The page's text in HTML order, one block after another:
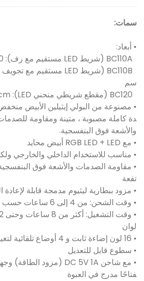
سمات:
• أبعاد:
سم
دة كاملة مصبوبة ، متينة ومقاومة
والأشعة فوق البنفسجية.
• مع RGB LED + LED أبيض محايد
• مناسب للاستخدام الداخلي والخارجي
• مقاومة الصدمات والأشعة فوق
تفعة
• مزود ببطارية ليثيوم مدمجة قابلة
• وقت الشحن: من 4 إلى 6 ساعات حسب مصدر الطاقة
لوان
• 16 لون إضاءة ثابت و 4 أوضاع تلقائية لتغيير اللون
• سطوع قابل للتعديل
فتاحًا مدرج في العبوة